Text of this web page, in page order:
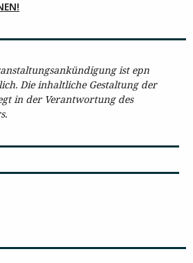
ist epn
Die inhaltliche Gestaltung der
in der Verantwortung des